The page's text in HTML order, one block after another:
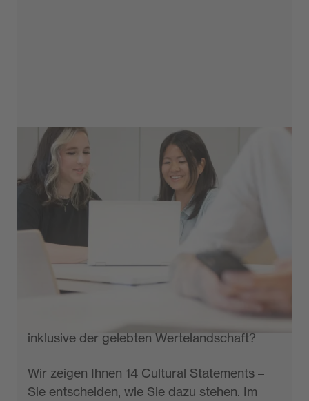
Haben wir ein Match?
Cultural Fit Check
Sie möchten einer der protecting people
werden? Sie können sich vorstellen, unser
Leitmotiv protecting people zu Ihrer
beruflichen Mission zu machen? Sie
Teilkonzerne am besten zu Ihnen passt –
inklusive der gelebten Wertelandschaft?
Wir zeigen Ihnen 14 Cultural Statements –
Sie entscheiden, wie Sie dazu stehen. Im